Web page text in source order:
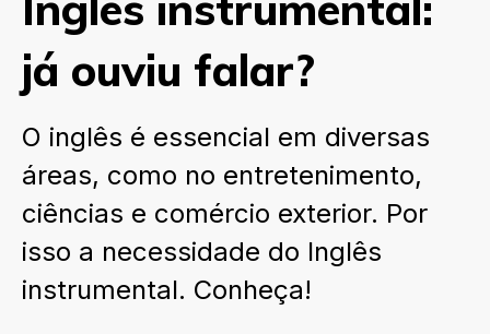
já ouviu falar?
O inglês é essencial em diversas
áreas, como no entretenimento,
ciências e comércio exterior. Por
isso a necessidade do Inglês
instrumental. Conheça!